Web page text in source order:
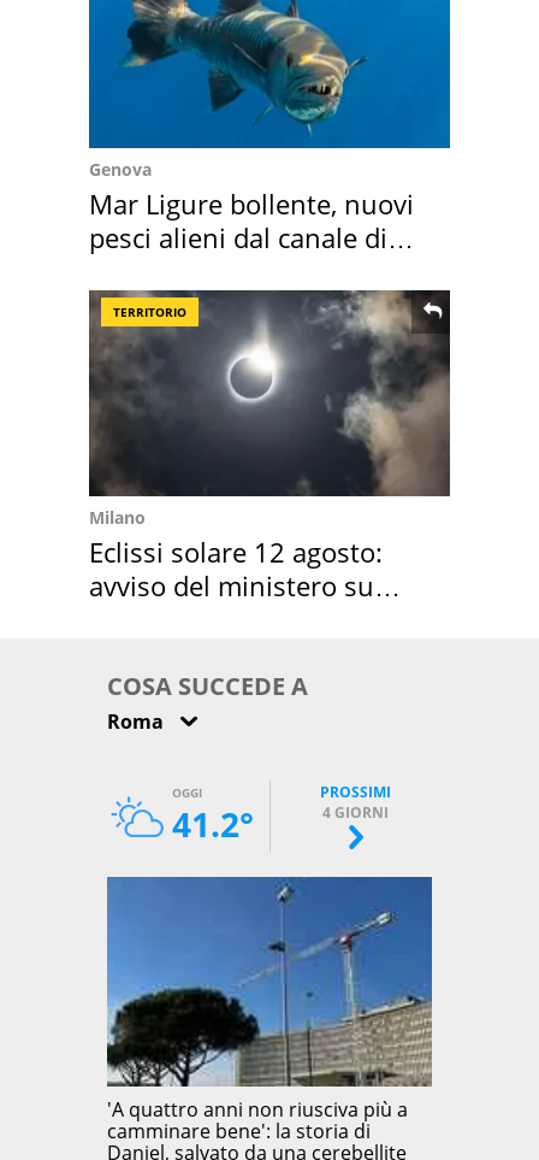
Genova
Mar Ligure bollente, nuovi
pesci alieni dal canale di
TERRITORIO
Milano
Eclissi solare 12 agosto:
avviso del ministero su